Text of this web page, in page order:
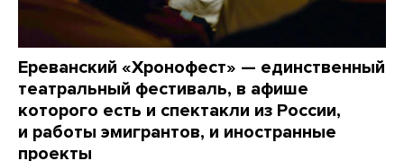
Ереванский «Хронофест» — единственный
театральный фестиваль, в афише
которого есть и спектакли из России,
и работы эмигрантов, и иностранные
проекты